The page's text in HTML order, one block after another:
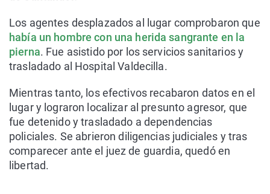
Los agentes desplazados al lugar comprobaron que
había un hombre con una herida sangrante en la
pierna. Fue asistido por los servicios sanitarios y
trasladado al Hospital Valdecilla.
Mientras tanto, los efectivos recabaron datos en el
lugar y lograron localizar al presunto agresor, que
fue detenido y trasladado a dependencias
policiales. Se abrieron diligencias judiciales y tras
comparecer ante el juez de guardia, quedó en
libertad.